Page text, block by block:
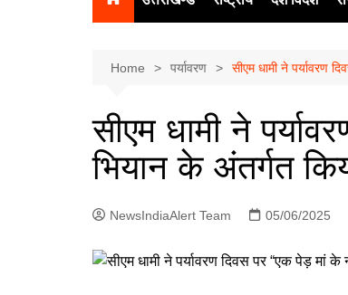
Home पर्यावरण सीएम धामी ने पर्यावरण
सीएम धामी ने
भियान के अंतर्गत
NewsIndiaAlert Team 05/06/2025